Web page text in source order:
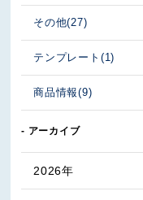
その他(27)
テンプレート (1)
商品情報(9)
- アーカイブ
2026年